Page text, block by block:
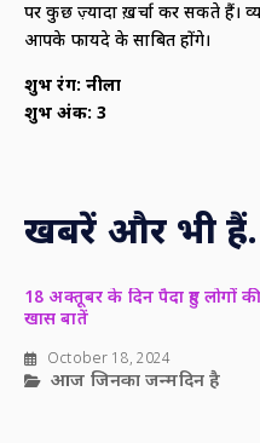
पर कुछ ज़्यादा ख़र्चा कर सकते हैं।
आपके फायदे के साबित होंगे।
शुभ रंग: नीला
शुभ अंक: 3
खबरें और भी
18 अक्तूबर के दिन पैदा हुए लोगों
खास बातें
October 18, 2024
आज जिनका जन्मदिन है